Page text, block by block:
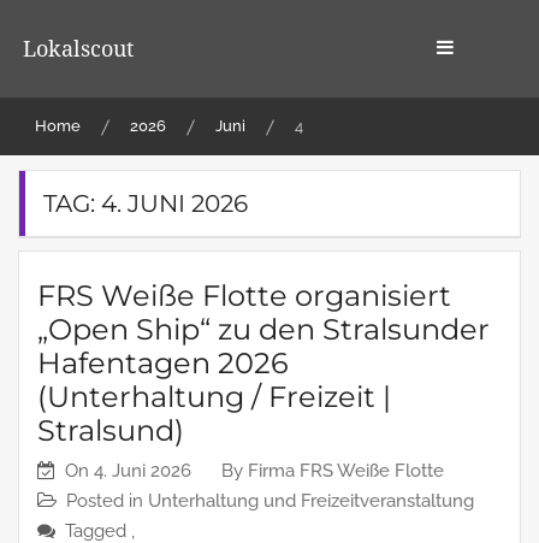
Lokalscout
Home 2026 Juni 4
TAG: 4. JUNI 2026
FRS Weiße Flotte organisiert
„Open Ship“ zu den Stralsunder
Hafentagen 2026
(Unterhaltung / Freizeit |
Stralsund)
On 4. Juni 2026 By Firma FRS Weiße Flotte
Posted in Unterhaltung und Freizeitveranstaltung
Tagged ,